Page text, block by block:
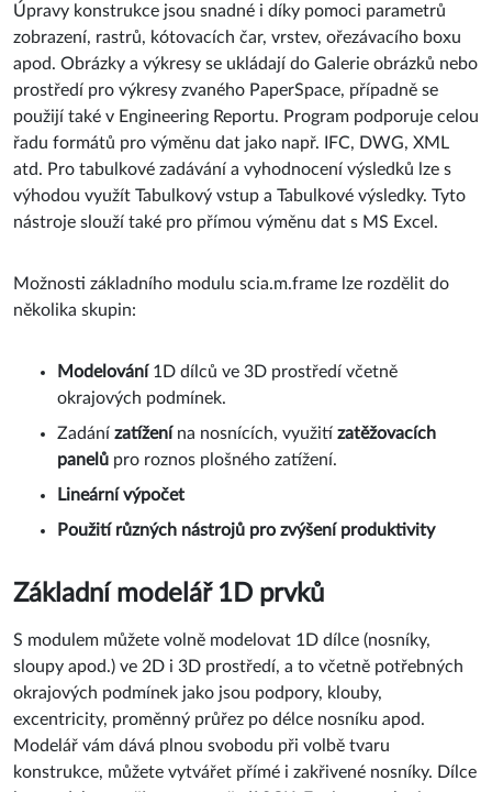
Úpravy konstrukce jsou snadné i díky pomoci parametrů
zobrazení, rastrů, kótovacích čar, vrstev, ořezávacího boxu
apod. Obrázky a výkresy se ukládají do Galerie obrázků nebo
prostředí pro výkresy zvaného PaperSpace, případně se
použijí také v Engineering Reportu. Program podporuje celou
řadu formátů pro výměnu dat jako např. IFC, DWG, XML
atd. Pro tabulkové zadávání a vyhodnocení výsledků lze s
výhodou využít Tabulkový vstup a Tabulkové výsledky. Tyto
nástroje slouží také pro přímou výměnu dat s MS Excel.
Možnosti základního modulu scia.m.frame lze rozdělit do
několika skupin:
Modelování1D dílců ve 3D prostředí včetně
okrajových podmínek.
Zadání zatíženína nosnících, využití zatěžovacích
panelů pro roznos plošného zatížení.
Lineární výpočet
Použití různých nástrojů pro zvýšení produktivity
Základní modelář 1D prvků
S modulem můžete volně modelovat 1D dílce (nosníky,
sloupy apod.) ve 2D i 3D prostředí, a to včetně potřebných
okrajových podmínek jako jsou podpory, klouby,
excentricity, proměnný průřez po délce nosníku apod.
Modelář vám dává plnou svobodu při volbě tvaru
konstrukce, můžete vytvářet přímé i zakřivené nosníky. Dílce